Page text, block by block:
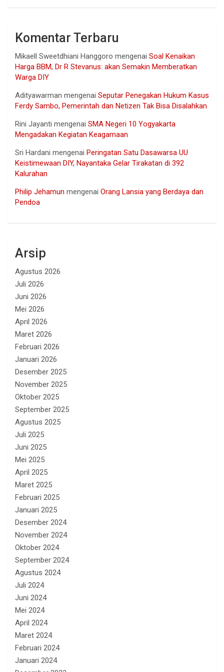
Komentar Terbaru
Mikaell Sweetdhiani Hanggoro mengenai Soal Kenaikan
Harga BBM, Dr R Stevanus: akan Semakin Memberatkan
Warga DIY
Adityawarman mengenai Seputar Penegakan Hukum Kasus
Ferdy Sambo, Pemerintah dan Netizen Tak Bisa Disalahkan
Rini Jayanti mengenai SMA Negeri 10 Yogyakarta
Mengadakan Kegiatan Keagamaan
Sri Hardani mengenai Peringatan Satu Dasawarsa UU
Keistimewaan DIY, Nayantaka Gelar Tirakatan di 392
Kalurahan
Philip Jehamun mengenai Orang Lansia yang Berdaya dan
Pendoa
Arsip
Agustus 2026
Juli 2026
Juni 2026
Mei 2026
April 2026
Maret 2026
Februari 2026
Januari 2026
Desember 2025
November 2025
Oktober 2025
September 2025
Agustus 2025
Juli 2025
Juni 2025
Mei 2025
April 2025
Maret 2025
Februari 2025
Januari 2025
Desember 2024
November 2024
Oktober 2024
September 2024
Agustus 2024
Juli 2024
Juni 2024
Mei 2024
April 2024
Maret 2024
Februari 2024
Januari 2024